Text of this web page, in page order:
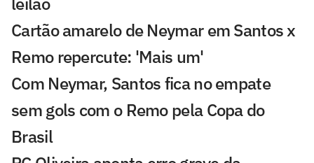
Cartão amarelo de Neymar em Santos x
Remo repercute: 'Mais um'
Com Neymar, Santos fica no empate
sem gols com o Remo pela Copa do
Brasil